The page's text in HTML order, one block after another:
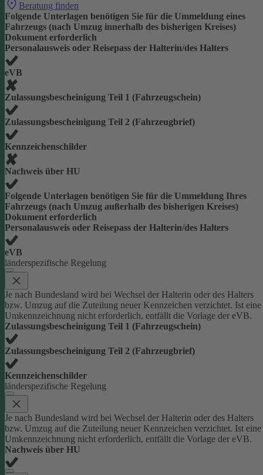
Beratung finden
Folgende Unterlagen benötigen Sie für die Ummeldung eines
Fahrzeugs (nach Umzug innerhalb des bisherigen Kreises)
Dokument erforderlich
Personalausweis oder Reisepass der Halterin/des Halters
eVB
Zulassungsbescheinigung Teil 1 (Fahrzeugschein)
Zulassungsbescheinigung Teil 2 (Fahrzeugbrief)
Kennzeichenschilder
Nachweis über HU
Folgende Unterlagen benötigen Sie für die Ummeldung Ihres
Fahrzeugs (nach Umzug außerhalb des bisherigen Kreises)
Dokument erforderlich
Personalausweis oder Reisepass der Halterin/des Halters
eVB
länderspezifische Regelung
Je nach Bundesland wird bei Wechsel der Halterin oder des Halters
bzw. Umzug auf die Zuteilung neuer Kennzeichen verzichtet. Ist eine
Umkennzeichnung nicht erforderlich, entfällt die Vorlage der eVB.
Zulassungsbescheinigung Teil 1 (Fahrzeugschein)
Zulassungsbescheinigung Teil 2 (Fahrzeugbrief)
Kennzeichenschilder
länderspezifische Regelung
Je nach Bundesland wird bei Wechsel der Halterin oder des Halters
bzw. Umzug auf die Zuteilung neuer Kennzeichen verzichtet. Ist eine
Umkennzeichnung nicht erforderlich, entfällt die Vorlage der eVB.
Nachweis über HU